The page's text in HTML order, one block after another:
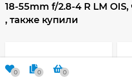
18-55mm f/2.8-4 R LM
, также купили
0 0 0